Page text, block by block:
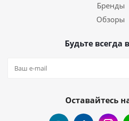
Бренды
Обзоры
Будьте всегда
Оставайтесь